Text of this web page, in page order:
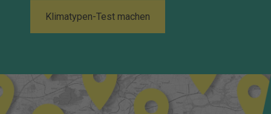
Klimatypen-Test machen